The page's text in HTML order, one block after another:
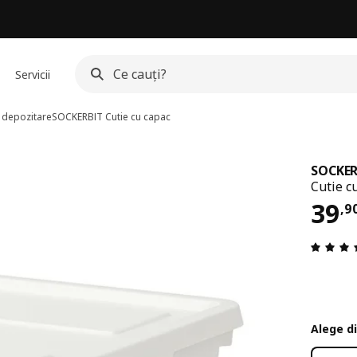
Servicii
SOCKERBIT Cutie cu capac
Cutie
39,
Alege